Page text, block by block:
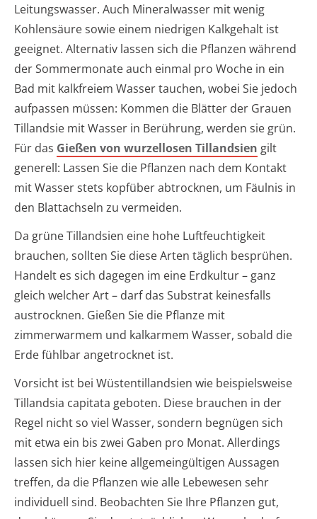
Leitungswasser. Auch Mineralwasser mit wenig
Kohlensäure sowie einem niedrigen Kalkgehalt ist
geeignet. Alternativ lassen sich die Pflanzen während
der Sommermonate auch einmal pro Woche in ein
Bad mit kalkfreiem Wasser tauchen, wobei Sie jedoch
aufpassen müssen: Kommen die Blätter der Grauen
Tillandsie mit Wasser in Berührung, werden sie grün.
Für das Gießen von wurzellosen Tillandsien gilt
generell: Lassen Sie die Pflanzen nach dem Kontakt
mit Wasser stets kopfüber abtrocknen, um Fäulnis in
den Blattachseln zu vermeiden.
Da grüne Tillandsien eine hohe Luftfeuchtigkeit
brauchen, sollten Sie diese Arten täglich besprühen.
Handelt es sich dagegen im eine Erdkultur – ganz
gleich welcher Art – darf das Substrat keinesfalls
austrocknen. Gießen Sie die Pflanze mit
zimmerwarmem und kalkarmem Wasser, sobald die
Erde fühlbar angetrocknet ist.
Vorsicht ist bei Wüstentillandsien wie beispielsweise
Tillandsia capitata geboten. Diese brauchen in der
Regel nicht so viel Wasser, sondern begnügen sich
mit etwa ein bis zwei Gaben pro Monat. Allerdings
lassen sich hier keine allgemeingültigen Aussagen
treffen, da die Pflanzen wie alle Lebewesen sehr
individuell sind. Beobachten Sie Ihre Pflanzen gut,